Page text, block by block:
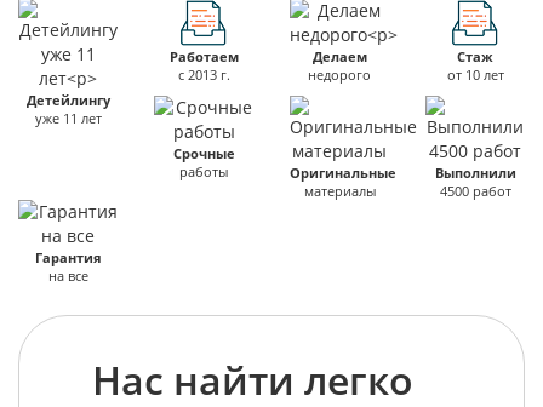
Детейлингу
уже 11 лет
Работаем
с 2013 г.
Делаем
недорого
Стаж
от 10 лет
Срочные
работы
Оригинальные
материалы
Выполнили
4500 работ
Гарантия
на все
Нас найти легко